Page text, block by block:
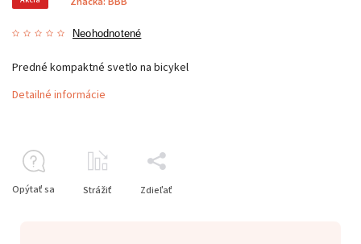
Neohodnotené
Predné kompaktné svetlo na bicykel
Detailné informácie
Opýtať sa Strážiť Zdieľať